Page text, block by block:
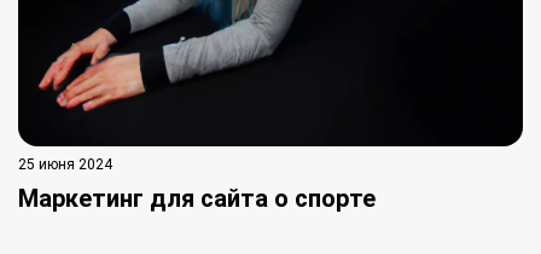
25 июня 2024
Маркетинг для сайта о спорте